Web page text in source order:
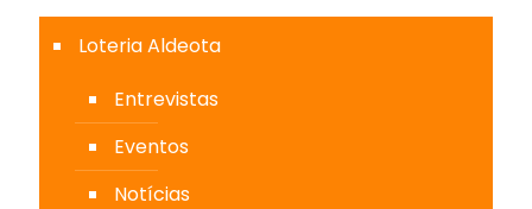
Loteria Aldeota
Entrevistas
Eventos
Notícias